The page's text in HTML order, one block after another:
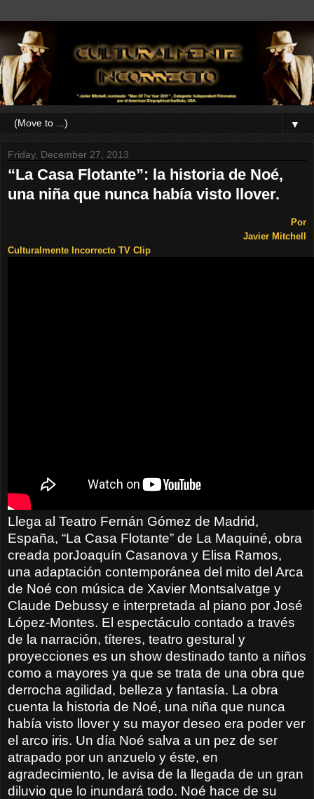
▼
Friday, December 27, 2013
“La Casa Flotante”: la historia de Noé,
una niña que nunca había visto llover.
Por
Javier Mitchell
Culturalmente Incorrecto TV Clip
Llega al Teatro Fernán Gómez de Madrid,
España, “La Casa Flotante” de La Maquiné, obra
creada porJoaquín Casanova y Elisa Ramos,
una adaptación contemporánea del mito del Arca
de Noé con música de Xavier Montsalvatge y
Claude Debussy e interpretada al piano por José
López-Montes. El espectáculo contado a través
de la narración, títeres, teatro gestural y
proyecciones es un show destinado tanto a niños
como a mayores ya que se trata de una obra que
derrocha agilidad, belleza y fantasía. La obra
cuenta la historia de Noé, una niña que nunca
había visto llover y su mayor deseo era poder ver
el arco iris. Un día Noé salva a un pez de ser
atrapado por un anzuelo y éste, en
agradecimiento, le avisa de la llegada de un gran
diluvio que lo inundará todo. Noé hace de su